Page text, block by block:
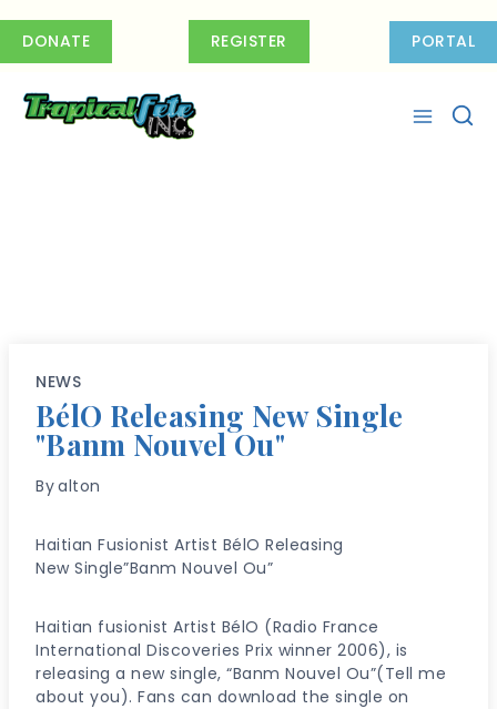
DONATE REGISTER PORTAL
NEWS
BélO Releasing New Single
"Banm Nouvel Ou"
Byalton
Haitian Fusionist Artist BélO Releasing
New Single”Banm Nouvel Ou”
Haitian fusionist Artist BélO (Radio France
International Discoveries Prix winner 2006), is
releasing a new single, “Banm Nouvel Ou”(Tell me
about you). Fans can download the single on